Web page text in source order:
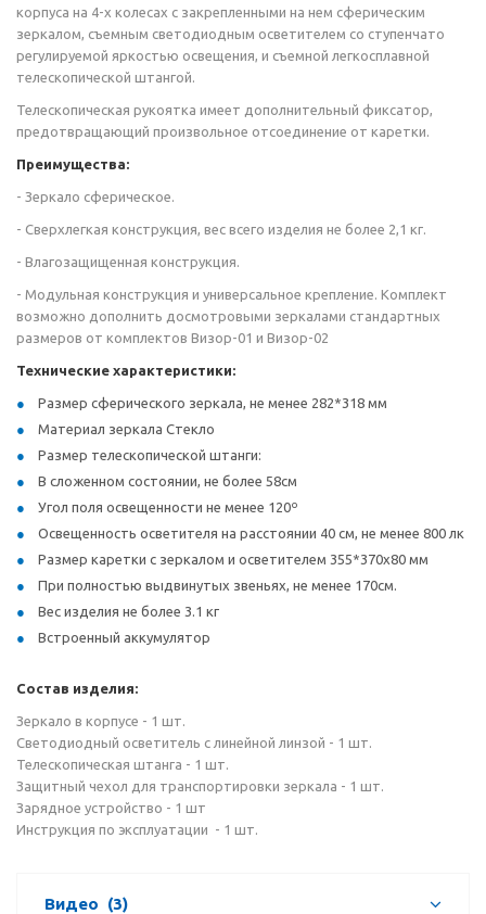
корпуса на 4-х колесах с закрепленными на нем сферическим
зеркалом, съемным светодиодным осветителем со ступенчато
регулируемой яркостью освещения, и съемной легкосплавной
телескопической штангой.
Телескопическая рукоятка имеет дополнительный фиксатор,
предотвращающий произвольное отсоединение от каретки.
Преимущества:
- Зеркало сферическое.
- Сверхлегкая конструкция, вес всего изделия не более 2,1 кг.
- Влагозащищенная конструкция.
- Модульная конструкция и универсальное крепление. Комплект
возможно дополнить досмотровыми зеркалами стандартных
размеров от комплектов Визор-01 и Визор-02
Технические характеристики:
Размер сферического зеркала, не менее 282*318 мм
Материал зеркала Стекло
Размер телескопической штанги:
В сложенном состоянии, не более 58см
Угол поля освещенности не менее 120º
Освещенность осветителя на расстоянии 40 см, не менее 800 лк
Размер каретки с зеркалом и осветителем 355*370х80 мм
При полностью выдвинутых звеньях, не менее 170см.
Вес изделия не более 3.1 кг
Встроенный аккумулятор
Состав изделия:
Зеркало в корпусе - 1 шт.
Светодиодный осветитель с линейной линзой - 1 шт.
Телескопическая штанга - 1 шт.
Защитный чехол для транспортировки зеркала - 1 шт.
Зарядное устройство - 1 шт
Инструкция по эксплуатации - 1 шт.
Видео (3)